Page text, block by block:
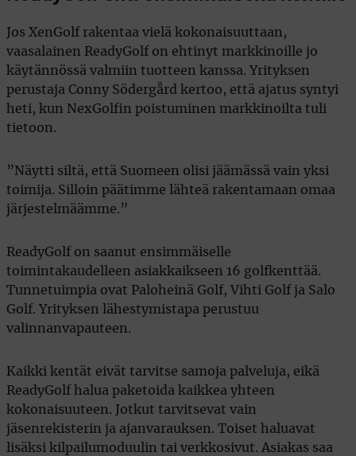
Jos XenGolf rakentaa vielä kokonaisuuttaan,
vaasalainen ReadyGolf on ehtinyt markkinoille jo
käytännössä valmiin tuotteen kanssa. Yrityksen
perustaja Conny Södergård kertoo, että ajatus syntyi
heti, kun NexGolfin poistuminen markkinoilta tuli
tietoon.
”Näytti siltä, että Suomeen olisi jäämässä vain yksi
toimija. Silloin päätimme lähteä rakentamaan omaa
järjestelmäämme.”
ReadyGolf on saanut ensimmäiselle
toimintakaudelleen asiakkaikseen 16 golfkenttää.
Tunnetuimpia ovat Paloheinä Golf, Vihti Golf ja Salo
Golf. Yrityksen lähestymistapa perustuu
valinnanvapauteen.
Kaikki kentät eivät tarvitse samoja palveluja, eikä
ReadyGolf halua paketoida kaikkea yhteen
kokonaisuuteen. Jotkut tarvitsevat vain
jäsenrekisterin ja ajanvarauksen. Toiset haluavat
lisäksi kilpailumoduulin tai verkkosivut. Asiakas saa